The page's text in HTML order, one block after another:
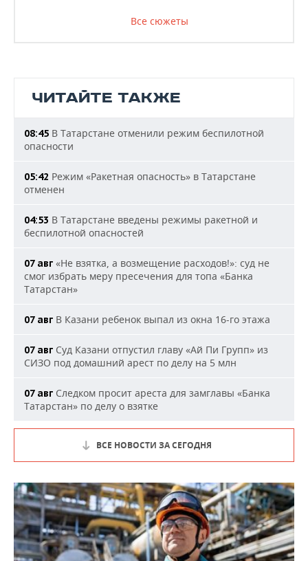
Все сюжеты
ЧИТАЙТЕ ТАКЖЕ
08:45 В Татарстане отменили режим беспилотной
опасности
05:42 Режим «Ракетная опасность» в Татарстане
отменен
04:53 В Татарстане введены режимы ракетной и
беспилотной опасностей
07 авг «Не взятка, а возмещение расходов!»: суд не
смог избрать меру пресечения для топа «Банка
Татарстан»
07 авг В Казани ребенок выпал из окна 16-го этажа
07 авг Суд Казани отпустил главу «Ай Пи Групп» из
СИЗО под домашний арест по делу на 5 млн
07 авг Следком просит ареста для замглавы «Банка
Татарстан» по делу о взятке
ВСЕ НОВОСТИ ЗА СЕГОДНЯ